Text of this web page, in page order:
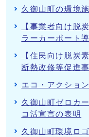
久御山町の環境
【事業者向け脱
ラーカーポート
【住民向け脱炭
断熱改修等促進
エコ・アクショ
久御山町ゼロカ
コ活宣言の表明
久御山町環境ロ